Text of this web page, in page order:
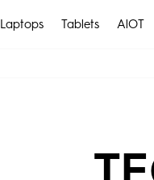
Laptops
.
Tablets AlOT